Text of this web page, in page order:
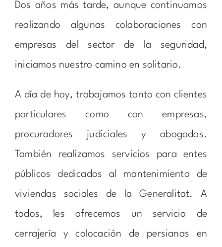
Dos años más tarde, aunque continuamos
realizando algunas colaboraciones con
empresas del sector de la seguridad,
iniciamos nuestro camino en solitario.
A día de hoy, trabajamos tanto con clientes
particulares como con empresas,
procuradores judiciales y abogados.
También realizamos servicios para entes
públicos dedicados al mantenimiento de
viviendas sociales de la Generalitat. A
todos, les ofrecemos un servicio de
cerrajería y colocación de persianas en